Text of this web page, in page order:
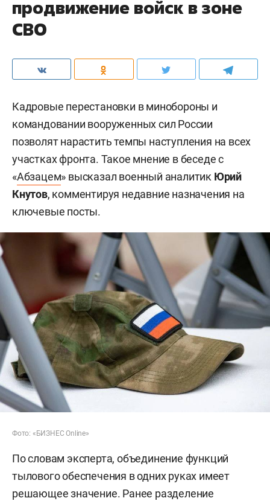
продвижение войск в зоне
СВО
Кадровые перестановки в минобороны и
командовании вооруженных сил России
позволят нарастить темпы наступления на всех
участках фронта. Такое мнение в беседе с
«Абзацем» высказал военный аналитик Юрий
Кнутов, комментируя недавние назначения на
ключевые посты.
Фото: «БИЗНЕС Online»
По словам эксперта, объединение функций
тылового обеспечения в одних руках имеет
решающее значение. Ранее разделение